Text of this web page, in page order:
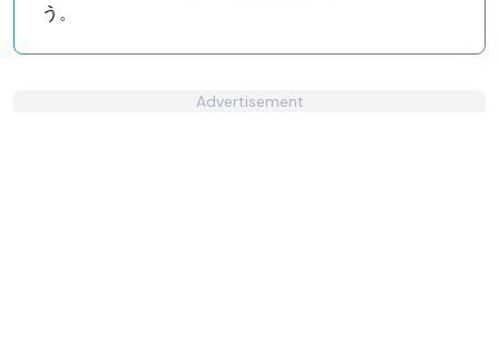
う。
Advertisement